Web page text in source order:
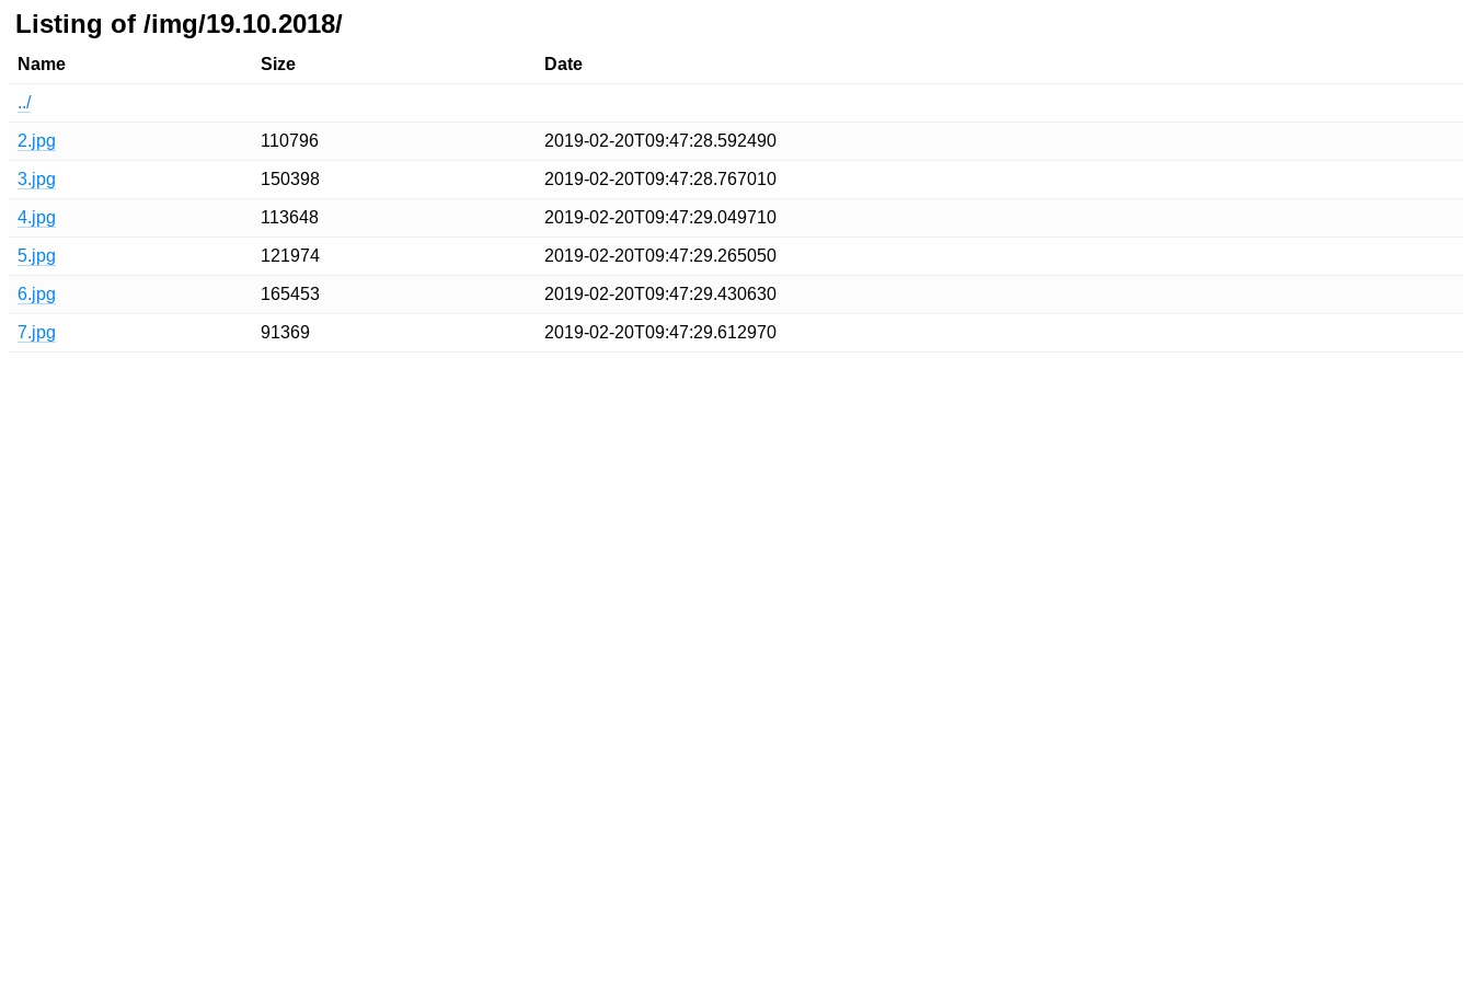
Listing of /img/19.10.2018/
Name Size Date
../
2.jpg 110796 2019-02-20T09:47:28.592490
3.jpg 150398 2019-02-20T09:47:28.767010
4.jpg 113648 2019-02-20T09:47:29.049710
5.jpg 121974 2019-02-20T09:47:29.265050
6.jpg 165453 2019-02-20T09:47:29.430630
7.jpg 91369 2019-02-20T09:47:29.612970